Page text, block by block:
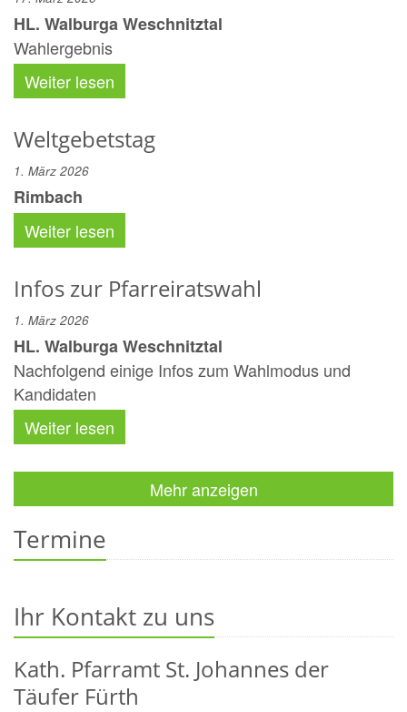
HL. Walburga Weschnitztal
Wahlergebnis
Weiter lesen
Weltgebetstag
1. März 2026
Rimbach
Weiter lesen
Infos zur Pfarreiratswahl
1. März 2026
HL. Walburga Weschnitztal
Nachfolgend einige Infos zum Wahlmodus und
Kandidaten
Weiter lesen
Mehr anzeigen
Termine
Ihr Kontakt zu uns
Kath. Pfarramt St. Johannes der
Täufer Fürth